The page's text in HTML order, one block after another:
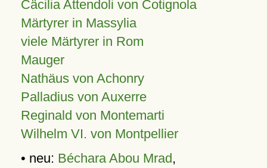
Cäcilia Attendoli von Cotignola
Märtyrer in Massylia
viele Märtyrer in Rom
Mauger
Nathäus von Achonry
Palladius von Auxerre
Reginald von Montemarti
Wilhelm VI. von Montpellier
• neu: Béchara Abou Mrad,